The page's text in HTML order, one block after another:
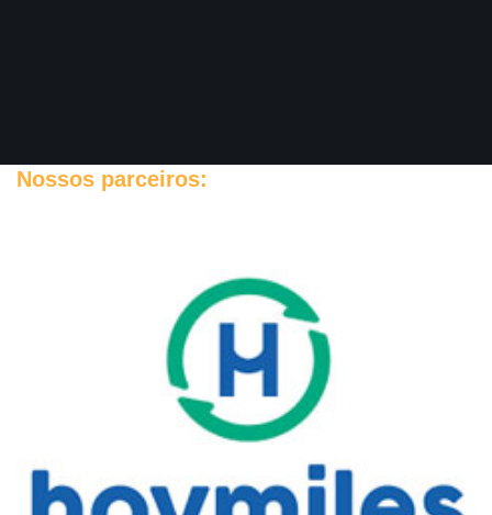
Nossos parceiros: